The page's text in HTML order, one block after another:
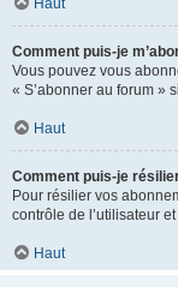
Haut
Comment puis-je
Vous pouvez vous
« S’abonner au forum »
Haut
Comment puis-je
Pour résilier vos
contrôle de l’utilisateur
Haut